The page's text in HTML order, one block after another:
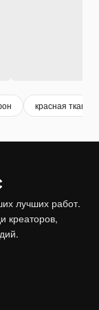
красная ткань
лучших работ.
креаторов,